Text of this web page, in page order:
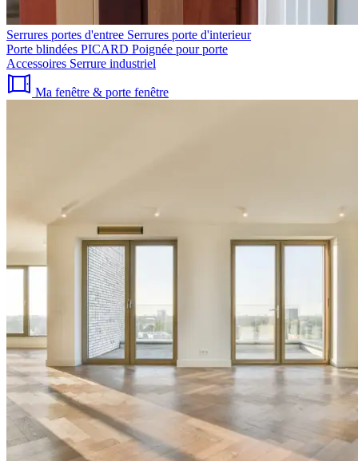
Serrures portes d'entree Serrures porte d'interieur
Porte blindées PICARD Poignée pour porte
Accessoires Serrure industriel
Ma fenêtre & porte fenêtre